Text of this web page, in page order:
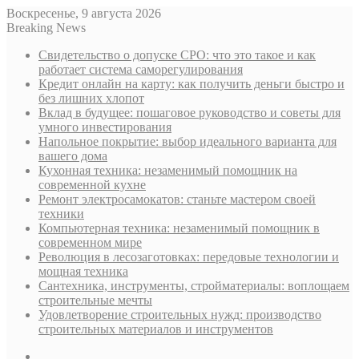
Воскресенье, 9 августа 2026
Breaking News
Свидетельство о допуске СРО: что это такое и как
работает система саморегулирования
Кредит онлайн на карту: как получить деньги быстро и
без лишних хлопот
Вклад в будущее: пошаговое руководство и советы для
умного инвестирования
Напольное покрытие: выбор идеального варианта для
вашего дома
Кухонная техника: незаменимый помощник на
современной кухне
Ремонт электросамокатов: станьте мастером своей
техники
Компьютерная техника: незаменимый помощник в
современном мире
Революция в лесозаготовках: передовые технологии и
мощная техника
Сантехника, инструменты, стройматериалы: воплощаем
строительные мечты
Удовлетворение строительных нужд: производство
строительных материалов и инструментов